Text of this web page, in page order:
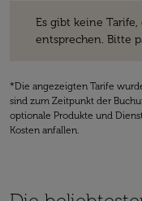
Es gibt keine
entsprechen. Bitte
*Die angezeigten Tarife
sind zum Zeitpunkt der
optionale Produkte und
Kosten anfallen.